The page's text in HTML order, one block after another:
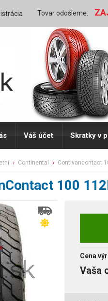
Tovar odošleme:
Váš účet Skratky v
letní continental contivancontact
100
Cena
Vaša